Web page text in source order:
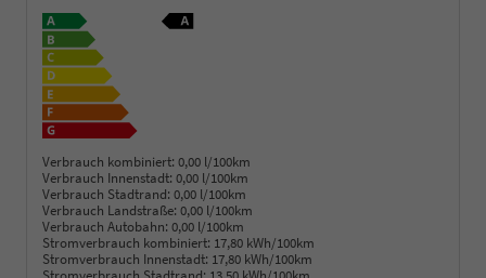
Verbrauch kombiniert: 0,00 l/100km
Verbrauch Innenstadt: 0,00 l/100km
Verbrauch Stadtrand: 0,00 l/100km
Verbrauch Landstraße: 0,00 l/100km
Verbrauch Autobahn: 0,00 l/100km
Stromverbrauch kombiniert: 17,80 kWh/100km
Stromverbrauch Innenstadt: 17,80 kWh/100km